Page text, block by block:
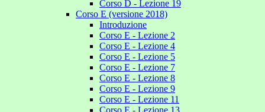
Corso D - Lezione 19
Corso E (versione 2018)
Introduzione
Corso E - Lezione 2
Corso E - Lezione 4
Corso E - Lezione 5
Corso E - Lezione 7
Corso E - Lezione 8
Corso E - Lezione 9
Corso E - Lezione 11
Corso E - Lezione 13